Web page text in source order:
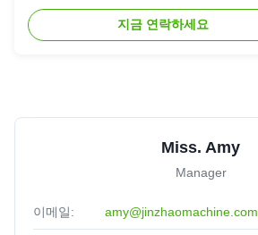
지금 연락하세요
Miss. Amy
Manager
이메일: amy@jinzhaomachine.com